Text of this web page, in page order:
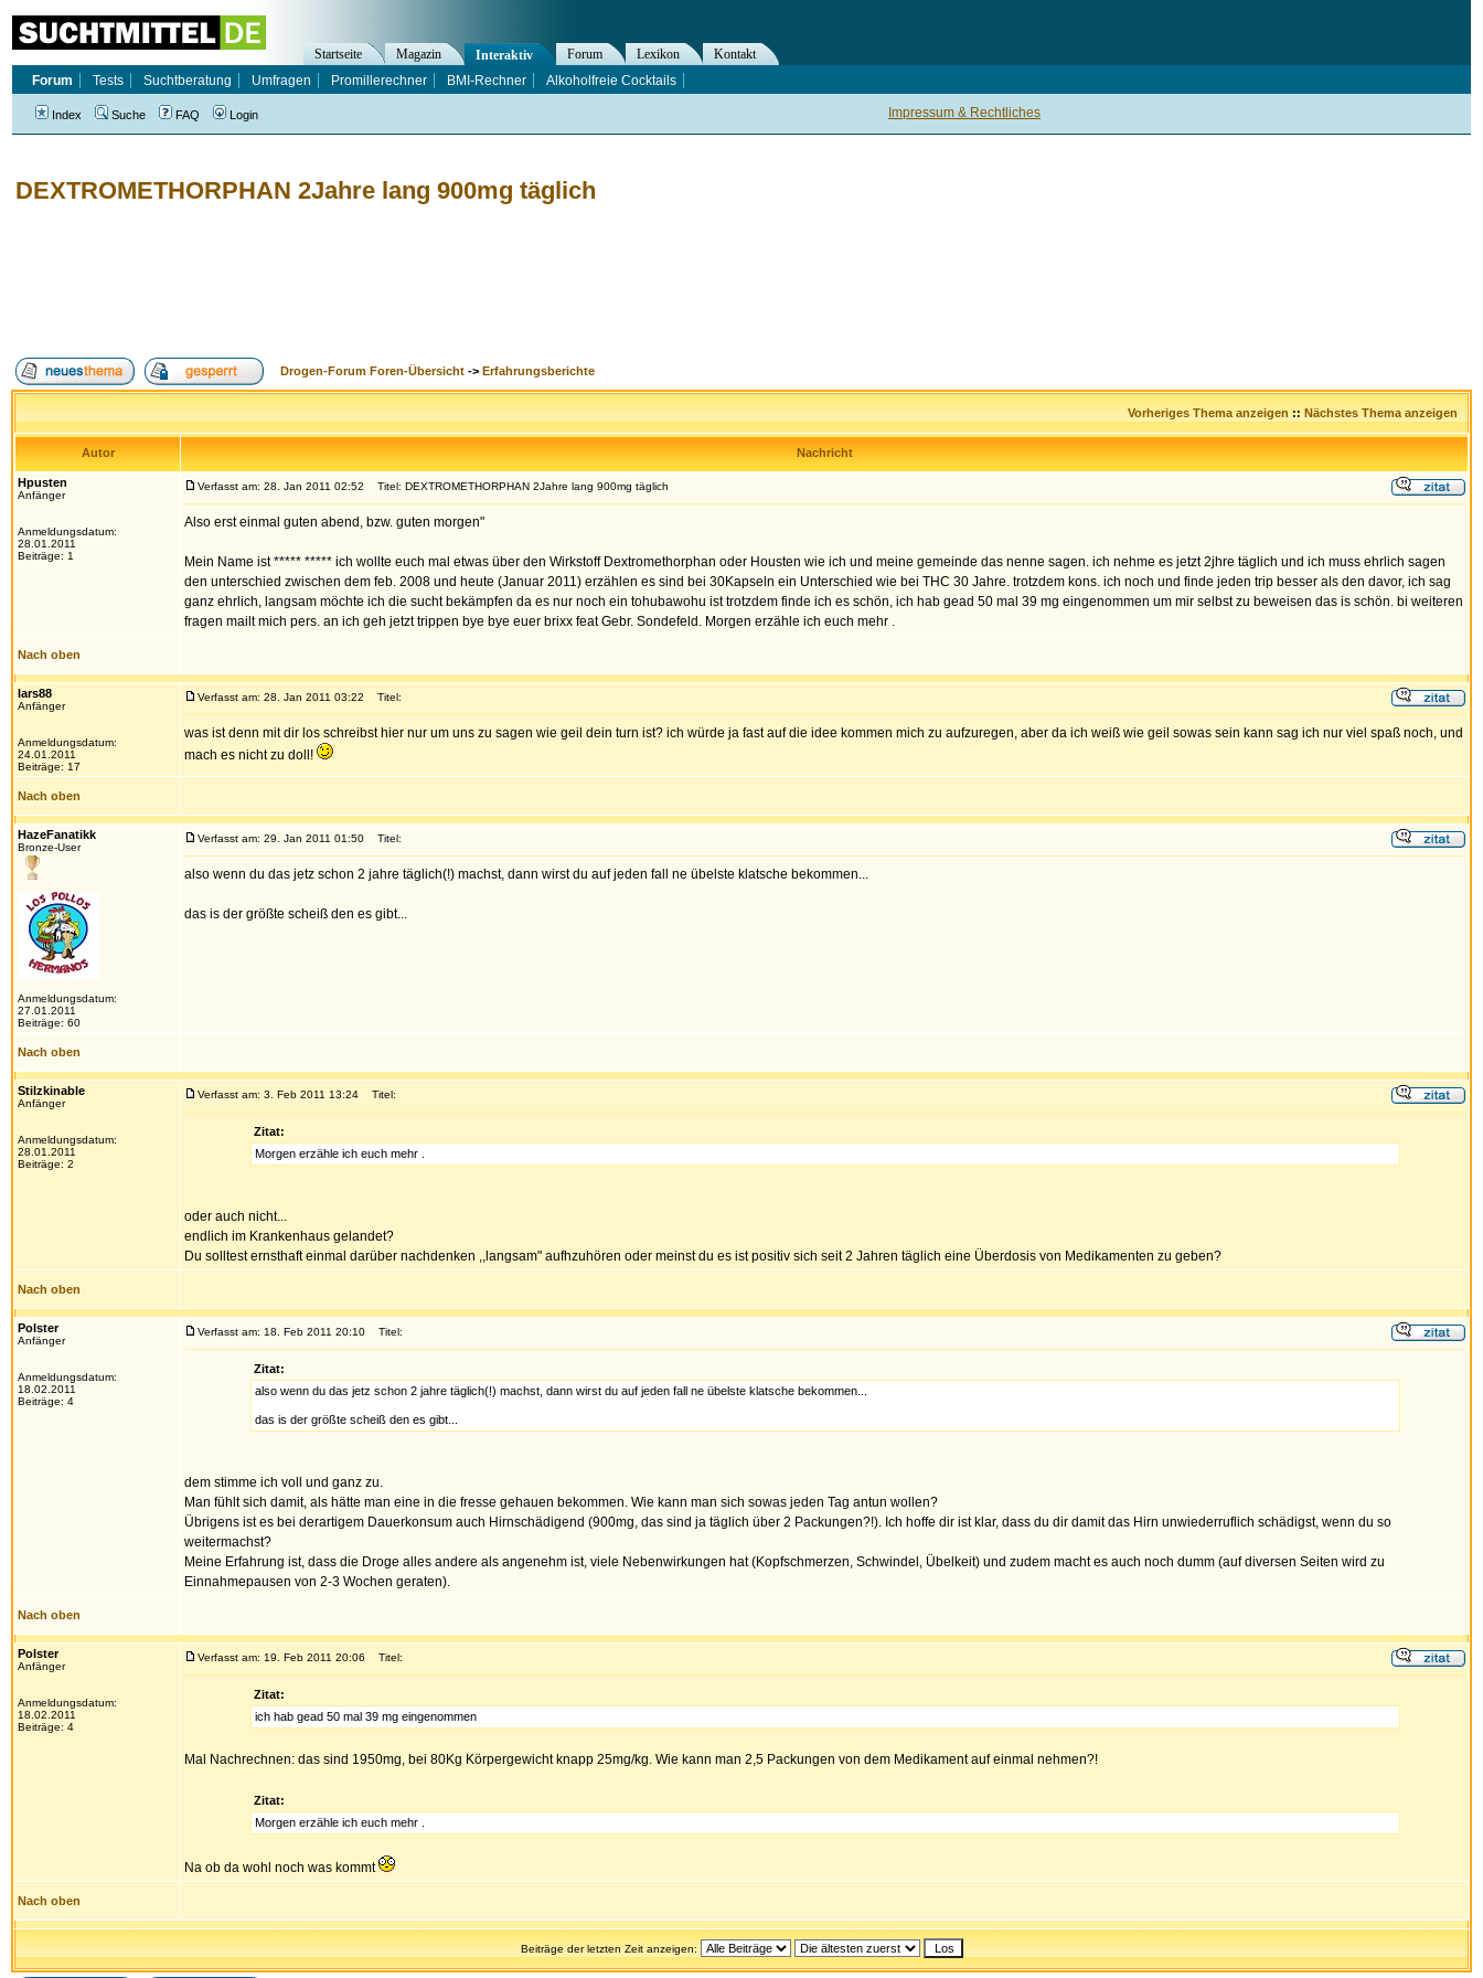
DEXTROMETHORPHAN 2Jahre lang 900mg täglich
Drogen-Forum Foren-Übersicht -> Erfahrungsberichte
Vorheriges Thema anzeigen :: Nächstes Thema anzeigen
Autor Nachricht
Hpusten
Anfänger
Anmeldungsdatum:
28.01.2011
Beiträge: 1
Verfasst am: 28. Jan 2011 02:52 Titel: DEXTROMETHORPHAN 2Jahre lang 900mg täglich
Also erst einmal guten abend, bzw. guten morgen"
Mein Name ist ***** ***** ich wollte euch mal etwas über den Wirkstoff Dextromethorphan oder Housten wie ich und meine gemeinde das nenne sagen. ich nehme es jetzt 2jhre täglich und ich muss ehrlich sagen
den unterschied zwischen dem feb. 2008 und heute (Januar 2011) erzählen es sind bei 30Kapseln ein Unterschied wie bei THC 30 Jahre. trotzdem kons. ich noch und finde jeden trip besser als den davor, ich sag
ganz ehrlich, langsam möchte ich die sucht bekämpfen da es nur noch ein tohubawohu ist trotzdem finde ich es schön, ich hab gead 50 mal 39 mg eingenommen um mir selbst zu beweisen das is schön. bi weiteren
fragen mailt mich pers. an ich geh jetzt trippen bye bye euer brixx feat Gebr. Sondefeld. Morgen erzähle ich euch mehr .
Nach oben
lars88
Anfänger
Anmeldungsdatum:
24.01.2011
Beiträge: 17
Verfasst am: 28. Jan 2011 03:22 Titel:
was ist denn mit dir los schreibst hier nur um uns zu sagen wie geil dein turn ist? ich würde ja fast auf die idee kommen mich zu aufzuregen, aber da ich weiß wie geil sowas sein kann sag ich nur viel spaß noch, und
mach es nicht zu doll!
Nach oben
HazeFanatikk
Bronze-User
Anmeldungsdatum:
27.01.2011
Beiträge: 60
Verfasst am: 29. Jan 2011 01:50 Titel:
also wenn du das jetz schon 2 jahre täglich(!) machst, dann wirst du auf jeden fall ne übelste klatsche bekommen...
das is der größte scheiß den es gibt...
Nach oben
Stilzkinable
Anfänger
Anmeldungsdatum:
28.01.2011
Beiträge: 2
Verfasst am: 3. Feb 2011 13:24 Titel:
Zitat:
Morgen erzähle ich euch mehr .
oder auch nicht...
endlich im Krankenhaus gelandet?
Du solltest ernsthaft einmal darüber nachdenken ,,langsam" aufhzuhören oder meinst du es ist positiv sich seit 2 Jahren täglich eine Überdosis von Medikamenten zu geben?
Nach oben
Polster
Anfänger
Anmeldungsdatum:
18.02.2011
Beiträge: 4
Verfasst am: 18. Feb 2011 20:10 Titel:
Zitat:
also wenn du das jetz schon 2 jahre täglich(!) machst, dann wirst du auf jeden fall ne übelste klatsche bekommen...
das is der größte scheiß den es gibt...
dem stimme ich voll und ganz zu.
Man fühlt sich damit, als hätte man eine in die fresse gehauen bekommen. Wie kann man sich sowas jeden Tag antun wollen?
Übrigens ist es bei derartigem Dauerkonsum auch Hirnschädigend (900mg, das sind ja täglich über 2 Packungen?!). Ich hoffe dir ist klar, dass du dir damit das Hirn unwiederruflich schädigst, wenn du so
weitermachst?
Meine Erfahrung ist, dass die Droge alles andere als angenehm ist, viele Nebenwirkungen hat (Kopfschmerzen, Schwindel, Übelkeit) und zudem macht es auch noch dumm (auf diversen Seiten wird zu
Einnahmepausen von 2-3 Wochen geraten).
Nach oben
Polster
Anfänger
Anmeldungsdatum:
18.02.2011
Beiträge: 4
Verfasst am: 19. Feb 2011 20:06 Titel:
Zitat:
ich hab gead 50 mal 39 mg eingenommen
Mal Nachrechnen: das sind 1950mg, bei 80Kg Körpergewicht knapp 25mg/kg. Wie kann man 2,5 Packungen von dem Medikament auf einmal nehmen?!
Zitat:
Morgen erzähle ich euch mehr .
Na ob da wohl noch was kommt
Nach oben
Beiträge der letzten Zeit anzeigen:
Impressum & Rechtliches
Startseite Magazin Interaktiv Forum Lexikon
Kontakt
Forum
Tests Suchtberatung Umfragen Promillerechner BMI-Rechner Alkoholfreie Cocktails
Index Suche FAQ Login